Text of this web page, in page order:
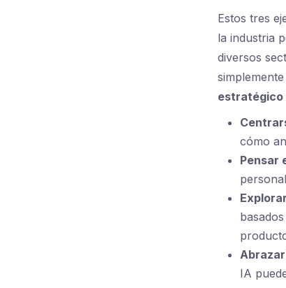
Estos tres
la industria
diversos
estratégico
cómo
Pensar
IA